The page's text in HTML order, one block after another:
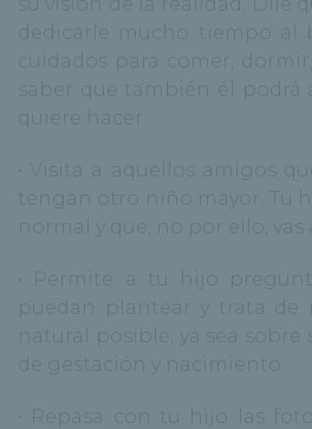
dedicarle mucho tiempo
cuidados para comer,
saber que también él podrá
quiere hacer.
• Visita a aquellos amigos
tengan otro niño mayor. Tu
normal y que, no por ello, vas
• Permite a tu hijo
puedan plantear y trata de
natural posible, ya sea
de gestación y nacimiento.
• Repasa con tu hijo las